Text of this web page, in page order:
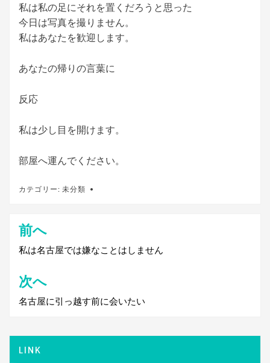
私は私の足にそれを置くだろうと思った
今日は写真を撮りません。
私はあなたを歓迎します。
あなたの帰りの言葉に
反応
私は少し目を開けます。
部屋へ運んでください。
カテゴリー: 未分類
投
稿
ナ
ビ
ゲ
ー
シ
前へ
私は名古屋では嫌なことはしません
次へ
名古屋に引っ越す前に会いたい
LINK